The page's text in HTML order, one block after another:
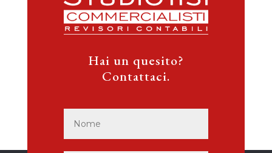
Hai un quesito?
Contattaci.